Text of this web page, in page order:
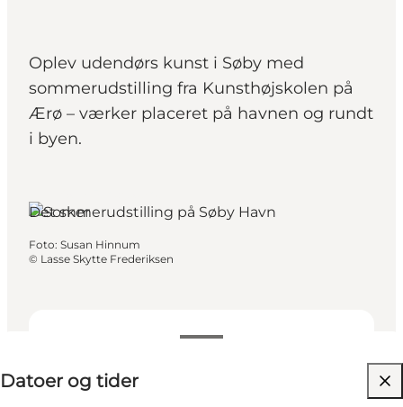
Oplev udendørs kunst i Søby med
sommerudstilling fra Kunsthøjskolen på
Ærø – værker placeret på havnen og rundt
i byen.
Datoer og tider
Besøg hjemmeside
Det sker
Foto: Susan Hinnum
© Lasse Skytte Frederiksen